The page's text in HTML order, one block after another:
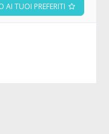
AI TUOI PREFERITI